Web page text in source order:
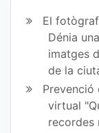
ir
en
Fa
ce
bo
El
Dénia
imatges
de la
Prevenció
virtual
recordes